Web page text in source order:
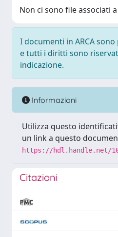
Non ci sono file associati
I documenti in ARCA
e tutti i diritti sono
indicazione.
Informazioni
Utilizza questo
un link a questo
https://hdl.handle.net/
Citazioni